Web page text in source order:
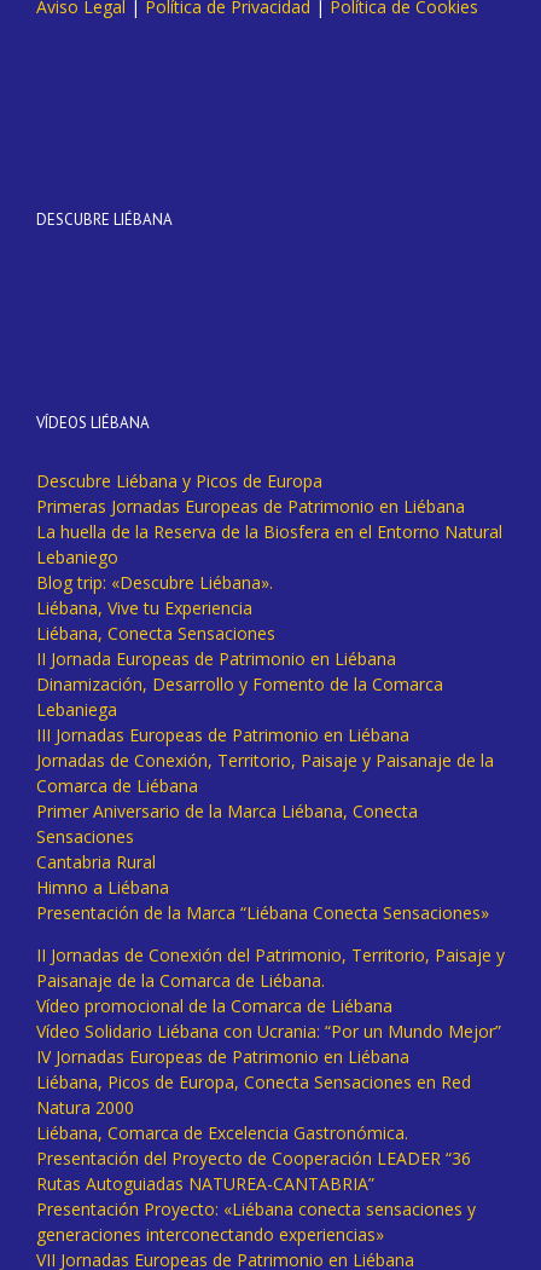
Aviso Legal | Política de Privacidad | Política de Cookies
DESCUBRE LIÉBANA
VÍDEOS LIÉBANA
Descubre Liébana y Picos de Europa
Primeras Jornadas Europeas de Patrimonio en Liébana
La huella de la Reserva de la Biosfera en el Entorno Natural
Lebaniego
Blog trip: «Descubre Liébana».
Liébana, Vive tu Experiencia
Liébana, Conecta Sensaciones
II Jornada Europeas de Patrimonio en Liébana
Dinamización, Desarrollo y Fomento de la Comarca
Lebaniega
III Jornadas Europeas de Patrimonio en Liébana
Jornadas de Conexión, Territorio, Paisaje y Paisanaje de la
Comarca de Liébana
Primer Aniversario de la Marca Liébana, Conecta
Sensaciones
Cantabria Rural
Himno a Liébana
Presentación de la Marca “Liébana Conecta Sensaciones»
II Jornadas de Conexión del Patrimonio, Territorio, Paisaje y
Paisanaje de la Comarca de Liébana.
Vídeo promocional de la Comarca de Liébana
Vídeo Solidario Liébana con Ucrania: “Por un Mundo Mejor”
IV Jornadas Europeas de Patrimonio en Liébana
Liébana, Picos de Europa, Conecta Sensaciones en Red
Natura 2000
Liébana, Comarca de Excelencia Gastronómica.
Presentación del Proyecto de Cooperación LEADER “36
Rutas Autoguiadas NATUREA-CANTABRIA”
Presentación Proyecto: «Liébana conecta sensaciones y
generaciones interconectando experiencias»
VII Jornadas Europeas de Patrimonio en Liébana